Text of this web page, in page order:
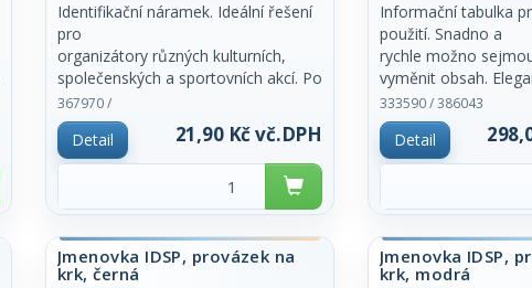
Identifikační náramek. Ideální řešení
pro
organizátory různých kulturních,
společenských a sportovních akcí. Po
uzavření
nelze odstranit bez poškození.
Minimální množství k odběru je 10
kusů, dále vždy
po 10 kusech. Rozměr 2,5 x 25,5
cm. Možnosti potisku, digitální tisk.
Plocha k
potisku 1,7 x 11 cm. Balení obsahuje
10 kusů. Cena za kus.
367970 /
Detail 21,90 Kč vč.DPH
Informační tabulka
použití. Snadno a
rychle možno
vyměnit obsah.
zaklapávací
lišty. Rozměr 148 x
zboží je pouze na
možno objednat i
jiné rozměry, více
obchodním
333590 / 386043
Detail
Jmenovka IDSP, provázek na
krk, černá
Jmenovka IDSP,
krk, modrá